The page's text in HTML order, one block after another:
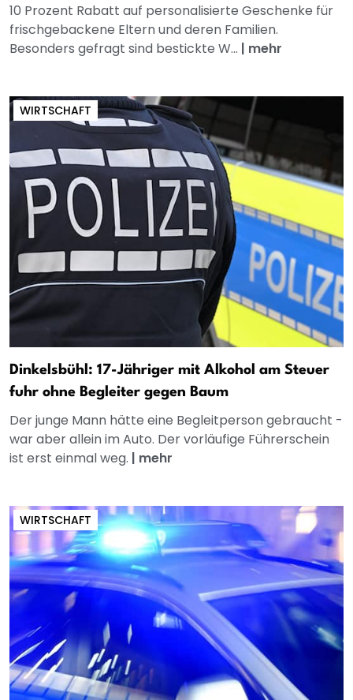
10 Prozent Rabatt auf personalisierte Geschenke für
frischgebackene Eltern und deren Familien.
Besonders gefragt sind bestickte W... | mehr
WIRTSCHAFT
Dinkelsbühl: 17-Jähriger mit Alkohol am Steuer
fuhr ohne Begleiter gegen Baum
Der junge Mann hätte eine Begleitperson gebraucht -
war aber allein im Auto. Der vorläufige Führerschein
ist erst einmal weg. | mehr
WIRTSCHAFT